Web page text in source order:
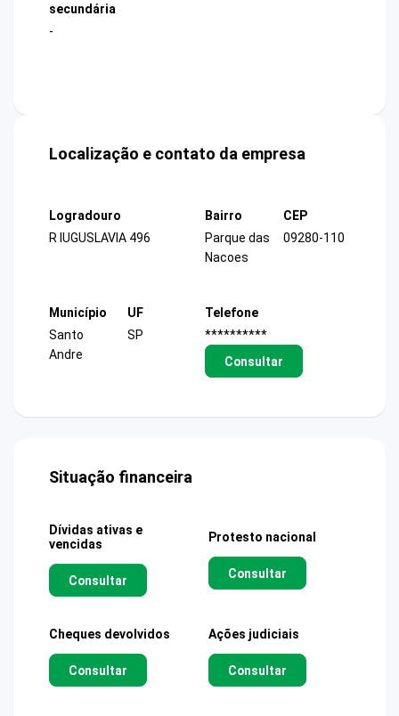
secundária
-
Localização e contato da empresa
Logradouro
R IUGUSLAVIA 496
Bairro
Parque das
Nacoes
CEP
09280-110
Município
Santo
Andre
UF
SP
Telefone
**********
Consultar
Situação financeira
Dívidas ativas e
vencidas
Consultar
Protesto nacional
Consultar
Cheques devolvidos
Consultar
Ações judiciais
Consultar